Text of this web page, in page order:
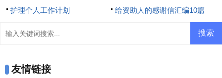
篇护理个人工作计划
给资助人的感谢信汇编10篇
友情链接